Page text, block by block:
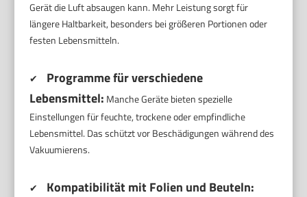
Gerät die Luft absaugen kann. Mehr Leistung sorgt für
längere Haltbarkeit, besonders bei größeren Portionen oder
festen Lebensmitteln.
✔
Programme für verschiedene
Lebensmittel: Manche Geräte bieten spezielle
Einstellungen für feuchte, trockene oder empfindliche
Lebensmittel. Das schützt vor Beschädigungen während des
Vakuumierens.
✔ Kompatibilität mit Folien und Beuteln: